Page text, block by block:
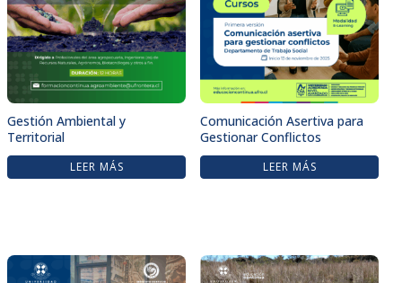
Gestión Ambiental y
Territorial
LEER MÁS
Comunicación Asertiva para
Gestionar Conflictos
LEER MÁS